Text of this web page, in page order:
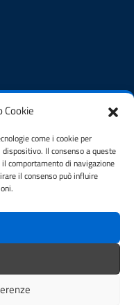
Cookie
come i cookie per
Il consenso a queste
comportamento di navigazione
il consenso può influire